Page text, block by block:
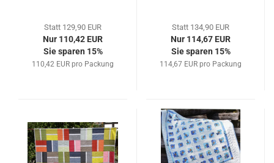
Statt 129,90 EUR
Nur 110,42 EUR
Sie sparen 15%
110,42 EUR pro Packung
Statt 134,90 EUR
Nur 114,67 EUR
Sie sparen 15%
114,67 EUR pro Packung